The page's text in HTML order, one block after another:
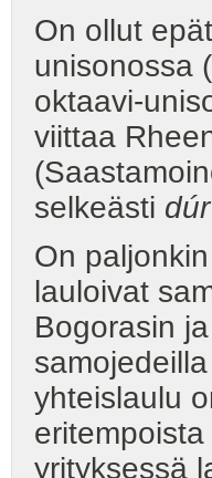
On ollut
unisonossa
oktaavi-
viittaa
selkeästi dúr
On
lauloivat
Bogorasin
yhteislaulu
yrityksessä